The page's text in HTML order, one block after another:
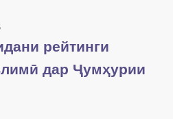
рейтинги
дар Ҷумҳурии